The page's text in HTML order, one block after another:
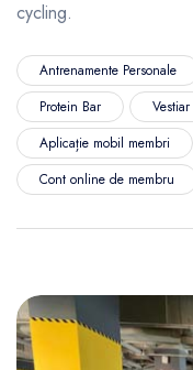
cycling.
Antrenamente Personale
Protein Bar
Vestiar
Aplicație mobil membri
Cont online de membru